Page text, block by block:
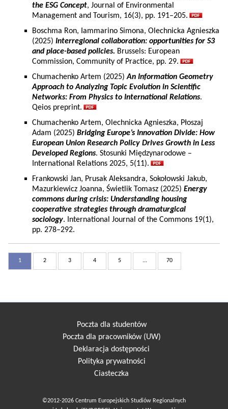
the ESG Concept, Journal of Environmental
Management and Tourism, 16(3), pp. 191–205.
Boschma Ron, Iammarino Simona, Olechnicka Agnieszka
(2025) Interregional collaboration: opportunities for S3
and place-based policies. Brussels: European
Commission, Community of Practice, pp. 29.
Chumachenko Artem (2025)An Information Geometry
Approach to Analyzing Topic Evolution in Scientific
Networks: From Physics to International Relations.
Qeios preprint.
Chumachenko Artem, Olechnicka Agnieszka, Płoszaj
Adam (2025) Bridging Europe’s Innovation Divide: How
European Union Research Policy Drives Growth in Less
Developed Regions. Stosunki Międzynarodowe –
International Relations 2025, 5(11).
Frankowski Jan, Prusak Aleksandra, Sokołowski Jakub,
Mazurkiewicz Joanna, Świetlik Tomasz (2025) Energy
commons during crisis: Understanding housing
cooperative strategies through dramaturgical
sociology. International Journal of the Commons 19(1),
pp. 278–292.
1 2 3 4 5 ... 70
Poczta dla studentów
Poczta dla pracowników (UW)
Deklaracja dostępności
Polityka prywatności
Ciasteczka
©2012-2026 Centrum Europejskich Studiów Regionalnych